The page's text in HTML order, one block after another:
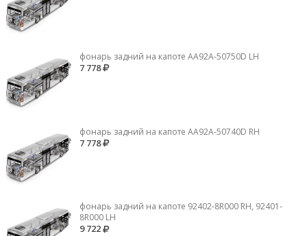
фонарь задний на капоте AA92A-50750D LH
7 778
фонарь задний на капоте AA92A-50740D RH
7 778
фонарь задний на капоте 92402-8R000 RH, 92401-
8R000 LH
9 722